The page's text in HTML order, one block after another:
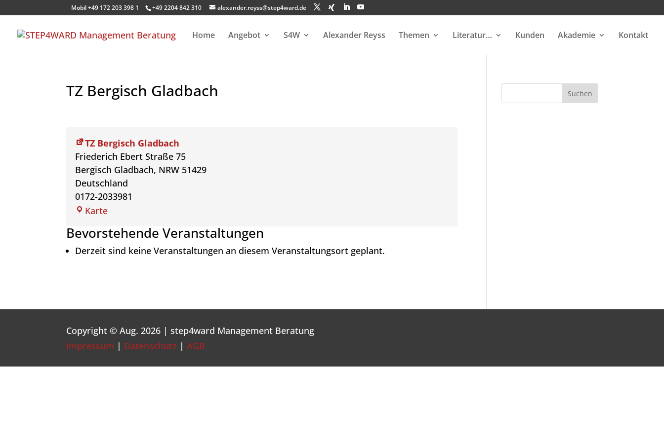
Mobil +49 172 203 398 1 +49 2204 842 310 alexander.reyss@step4ward.de
Home Angebot S4W Alexander Reyss Themen Literatur… Kunden Akademie Kontakt
TZ Bergisch Gladbach
TZ Bergisch Gladbach
Friederich Ebert Straße 75
Bergisch Gladbach, NRW 51429
Deutschland
0172-2033981
KarteTZ
Gladbach
Bevorstehende Veranstaltungen
Derzeit sind keine Veranstaltungen an diesem Veranstaltungsort geplant.
Suchen
Copyright © Aug. 2026 | step4ward Management Beratung
Impressum | Datenschutz |AGB